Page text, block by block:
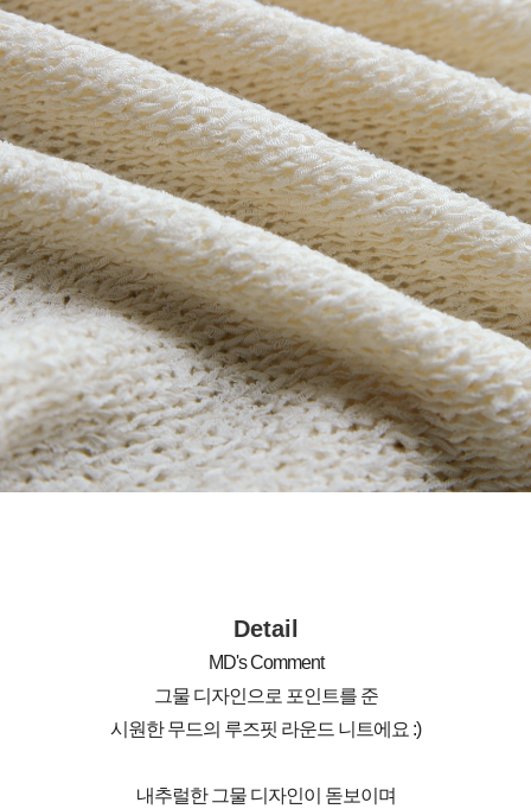
Detail
MD's Comment
그물 디자인으로 포인트를 준
시원한 무드의 루즈핏 라운드 니트에요 :)
내추럴한 그물 디자인이 돋보이며